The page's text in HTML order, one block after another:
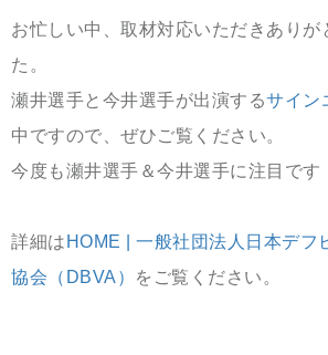
お忙しい中、取材対応いただきありが
た。
瀬井選手と今井選手が出演するサイン
中ですので、ぜひご覧ください。
今度も瀬井選手＆今井選手に注目です
詳細は HOME | 一般社団法人日本デフ
協会（DBVA）
をご覧ください。